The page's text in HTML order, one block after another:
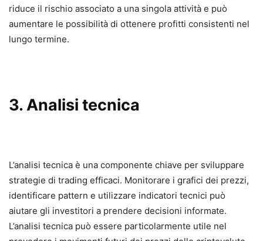
riduce il rischio associato a una singola attività e può
aumentare le possibilità di ottenere profitti consistenti nel
lungo termine.
3. Analisi tecnica
L’analisi tecnica è una componente chiave per sviluppare
strategie di trading efficaci. Monitorare i grafici dei prezzi,
identificare pattern e utilizzare indicatori tecnici può
aiutare gli investitori a prendere decisioni informate.
L’analisi tecnica può essere particolarmente utile nel